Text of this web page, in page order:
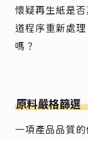
懷疑再生紙是
道程序重新處
嗎？
原料嚴格篩選
一項產品品質